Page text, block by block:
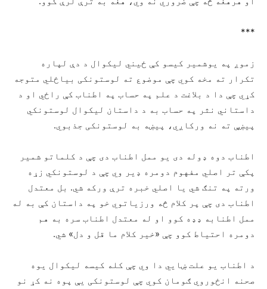
***
زموږ په یوشمیر کیسو کې ځیني لیکوال د دې لپاره
تکرار ته مخه کوي چې موضوع ته لوستونکی بیاځلي متوجه
کړي چې دا د بلاغت د علم په حساب په اطناب کې راځي او د
داستاني نثر په حساب به د داستان لیکوال لوستونکي
پيښې ته نه ورکاږي، پیښه به لوستونکی جذبوي.
اطناب دوه ډوله دی یو ممل اطناب دی چې د کلماتو شمیر
پکې تر اصلي مفهوم دومره ډیر وي چې د لوستونکي زړه
ورته په تنګ شي یا اصلي خبره ترې ورکه شي. بل معتدل
اطناب دی چې پر کلام څه ورزیاتوي خو په داستان کې به له
ممل اطنابه ډډه کوو او له معتدل اطناب سره به هم
دومره احتیاط کوو چې «خیر کلام ما قل و دل» شي.
د اطناب یو علت ښایي دا وي چې کله کیسه لیکوال یوه
صحنه انځوروي ګومان کوي چې لوستونکی یې پوه نه کړ نو